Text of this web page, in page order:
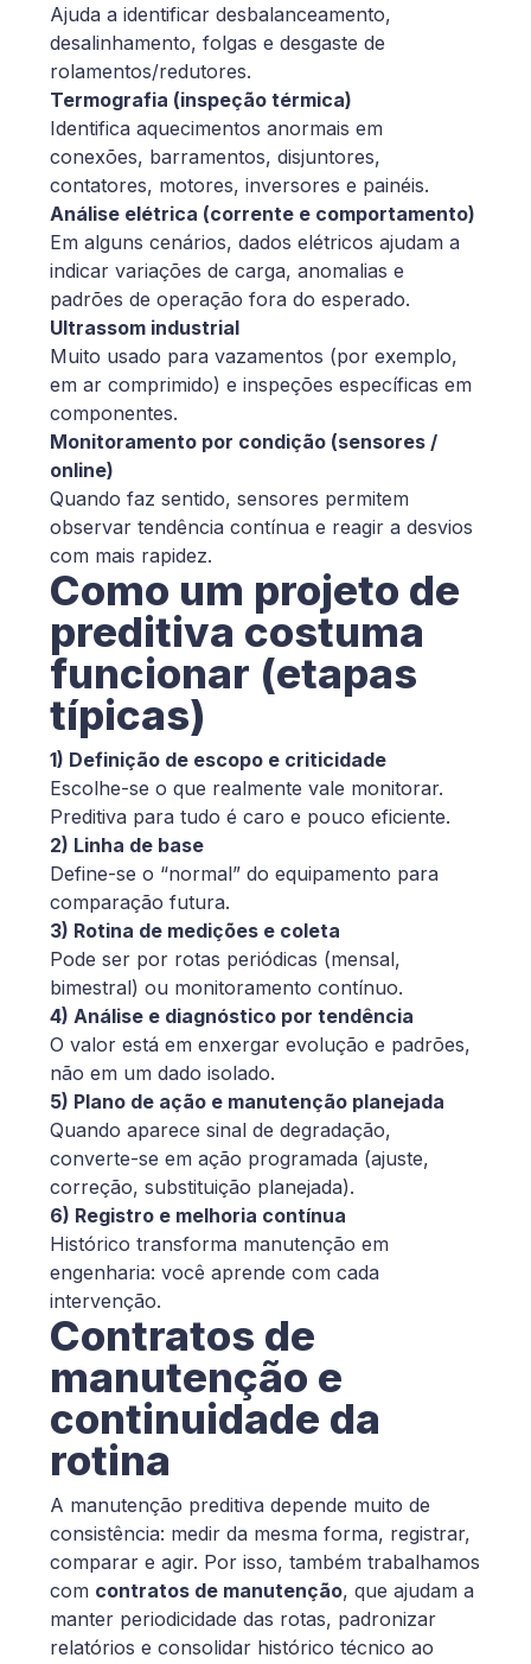
Ajuda a identificar desbalanceamento,
desalinhamento, folgas e desgaste de
rolamentos/redutores.
Termografia (inspeção térmica)
Identifica aquecimentos anormais em
conexões, barramentos, disjuntores,
contatores, motores, inversores e painéis.
Análise elétrica (corrente e comportamento)
Em alguns cenários, dados elétricos ajudam a
indicar variações de carga, anomalias e
padrões de operação fora do esperado.
Ultrassom industrial
Muito usado para vazamentos (por exemplo,
em ar comprimido) e inspeções específicas em
componentes.
Monitoramento por condição (sensores /
online)
Quando faz sentido, sensores permitem
observar tendência contínua e reagir a desvios
com mais rapidez.
Como um projeto de
preditiva costuma
funcionar (etapas
típicas)
1) Definição de escopo e criticidade
Escolhe-se o que realmente vale monitorar.
Preditiva para tudo é caro e pouco eficiente.
2) Linha de base
Define-se o “normal” do equipamento para
comparação futura.
3) Rotina de medições e coleta
Pode ser por rotas periódicas (mensal,
bimestral) ou monitoramento contínuo.
4) Análise e diagnóstico por tendência
O valor está em enxergar evolução e padrões,
não em um dado isolado.
5) Plano de ação e manutenção planejada
Quando aparece sinal de degradação,
converte-se em ação programada (ajuste,
correção, substituição planejada).
6) Registro e melhoria contínua
Histórico transforma manutenção em
engenharia: você aprende com cada
intervenção.
Contratos de
manutenção e
continuidade da
rotina
A manutenção preditiva depende muito de
consistência: medir da mesma forma, registrar,
comparar e agir. Por isso, também trabalhamos
com contratos de manutenção, que ajudam a
manter periodicidade das rotas, padronizar
relatórios e consolidar histórico técnico ao